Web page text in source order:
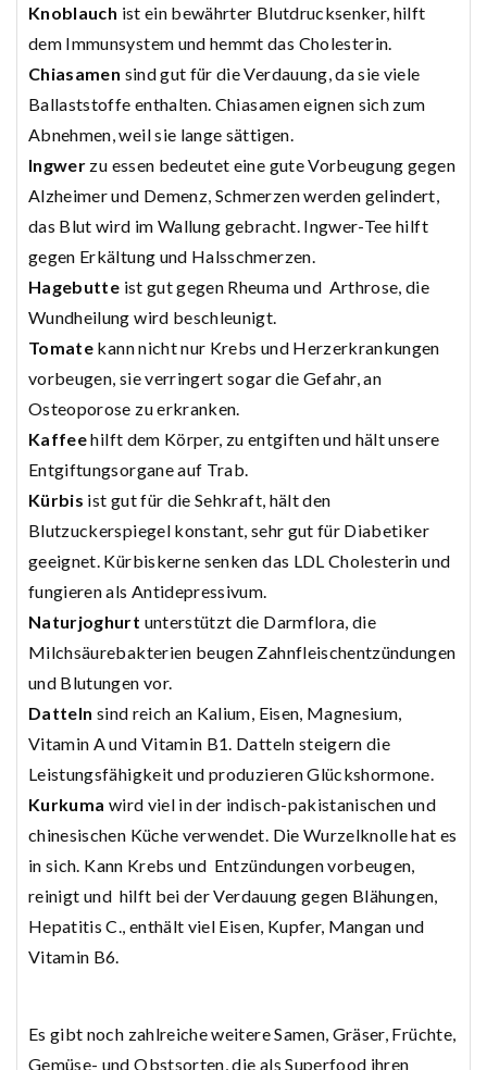
Knoblauch ist ein bewährter Blutdrucksenker, hilft
dem Immunsystem und hemmt das Cholesterin.
Chiasamen sind gut für die Verdauung, da sie viele
Ballaststoffe enthalten. Chiasamen eignen sich zum
Abnehmen, weil sie lange sättigen.
Ingwer zu essen bedeutet eine gute Vorbeugung gegen
Alzheimer und Demenz, Schmerzen werden gelindert,
das Blut wird im Wallung gebracht. Ingwer-Tee hilft
gegen Erkältung und Halsschmerzen.
Hagebutte ist gut gegen Rheuma und Arthrose, die
Wundheilung wird beschleunigt.
Tomate kann nicht nur Krebs und Herzerkrankungen
vorbeugen, sie verringert sogar die Gefahr, an
Osteoporose zu erkranken.
Kaffeehilft dem Körper, zu entgiften und hält unsere
Entgiftungsorgane auf Trab.
Kürbis ist gut für die Sehkraft, hält den
Blutzuckerspiegel konstant, sehr gut für Diabetiker
geeignet. Kürbiskerne senken das LDL Cholesterin und
fungieren als Antidepressivum.
Naturjoghurt unterstützt die Darmflora, die
Milchsäurebakterien beugen Zahnfleischentzündungen
und Blutungen vor.
Datteln sind reich an Kalium, Eisen, Magnesium,
Vitamin A und Vitamin B1. Datteln steigern die
Leistungsfähigkeit und produzieren Glückshormone.
Kurkuma wird viel in der indisch-pakistanischen und
chinesischen Küche verwendet. Die Wurzelknolle hat es
in sich. Kann Krebs und Entzündungen vorbeugen,
reinigt und hilft bei der Verdauung gegen Blähungen,
Hepatitis C., enthält viel Eisen, Kupfer, Mangan und
Vitamin B6.
Es gibt noch zahlreiche weitere Samen, Gräser, Früchte,
Gemüse- und Obstsorten, die als Superfood ihren